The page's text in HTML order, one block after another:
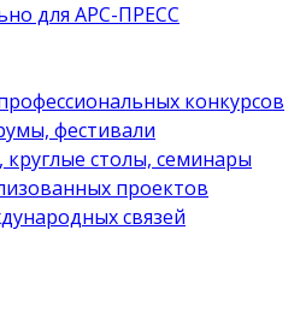
для АРС-ПРЕСС
конкурсов
фестивали
столы, семинары
проектов
связей